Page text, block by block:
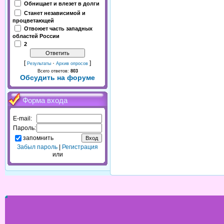
Обнищает и влезет в долги
Станет независимой и
процветающей
Отвоюет часть западных
областей России
2
[ Результаты · Архив опросов ]
Всего ответов: 803
Обсудить на форуме
Форма входа
E-mail:
Пароль:
запомнить
Забыл пароль
Регистрация
или